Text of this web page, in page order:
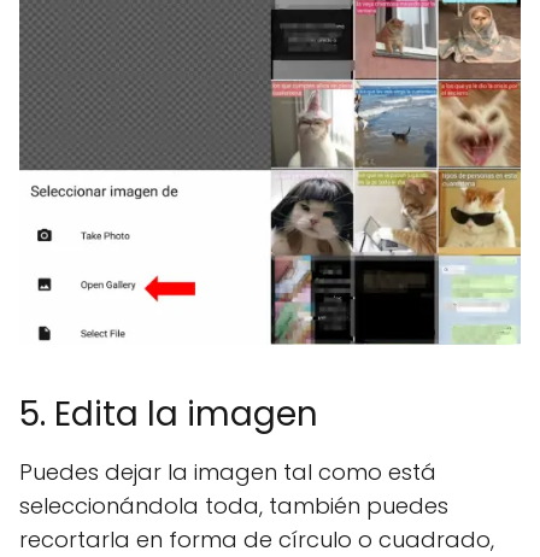
5. Edita la imagen
Puedes dejar la imagen tal como está
seleccionándola toda, también puedes
recortarla en forma de círculo o cuadrado,